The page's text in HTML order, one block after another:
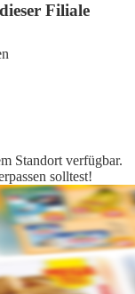
Filiale
Standort verfügbar.
solltest!